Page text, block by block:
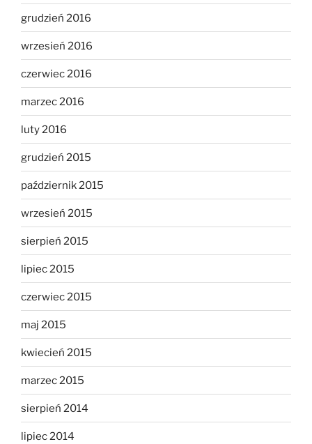
grudzień 2016
wrzesień 2016
czerwiec 2016
marzec 2016
luty 2016
grudzień 2015
październik 2015
wrzesień 2015
sierpień 2015
lipiec 2015
czerwiec 2015
maj 2015
kwiecień 2015
marzec 2015
sierpień 2014
lipiec 2014